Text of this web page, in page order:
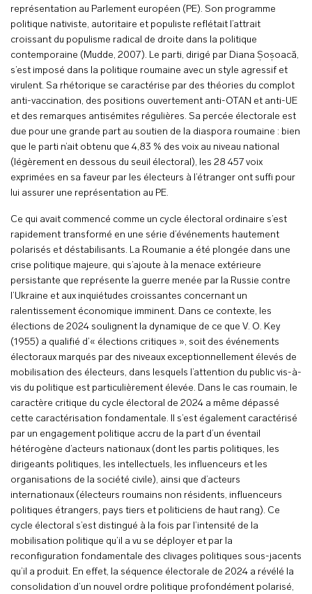
représentation au Parlement européen (PE). Son programme
politique nativiste, autoritaire et populiste reflétait l’attrait
croissant du populisme radical de droite dans la politique
contemporaine (Mudde, 2007). Le parti, dirigé par Diana Șoșoacă,
s’est imposé dans la politique roumaine avec un style agressif et
virulent. Sa rhétorique se caractérise par des théories du complot
anti-vaccination, des positions ouvertement anti-OTAN et anti-UE
et des remarques antisémites régulières. Sa percée électorale est
due pour une grande part au soutien de la diaspora roumaine : bien
que le parti n’ait obtenu que 4,83 % des voix au niveau national
(légèrement en dessous du seuil électoral), les 28 457 voix
exprimées en sa faveur par les électeurs à l’étranger ont suffi pour
lui assurer une représentation au PE.
Ce qui avait commencé comme un cycle électoral ordinaire s’est
rapidement transformé en une série d’événements hautement
polarisés et déstabilisants. La Roumanie a été plongée dans une
crise politique majeure, qui s’ajoute à la menace extérieure
persistante que représente la guerre menée par la Russie contre
l’Ukraine et aux inquiétudes croissantes concernant un
ralentissement économique imminent. Dans ce contexte, les
élections de 2024 soulignent la dynamique de ce que V. O. Key
(1955) a qualifié d’« élections critiques », soit des événements
électoraux marqués par des niveaux exceptionnellement élevés de
mobilisation des électeurs, dans lesquels l’attention du public vis-à-
vis du politique est particulièrement élevée. Dans le cas roumain, le
caractère critique du cycle électoral de 2024 a même dépassé
cette caractérisation fondamentale. Il s’est également caractérisé
par un engagement politique accru de la part d’un éventail
hétérogène d’acteurs nationaux (dont les partis politiques, les
dirigeants politiques, les intellectuels, les influenceurs et les
organisations de la société civile), ainsi que d’acteurs
internationaux (électeurs roumains non résidents, influenceurs
politiques étrangers, pays tiers et politiciens de haut rang). Ce
cycle électoral s’est distingué à la fois par l’intensité de la
mobilisation politique qu’il a vu se déployer et par la
reconfiguration fondamentale des clivages politiques sous-jacents
qu’il a produit. En effet, la séquence électorale de 2024 a révélé la
consolidation d’un nouvel ordre politique profondément polarisé,